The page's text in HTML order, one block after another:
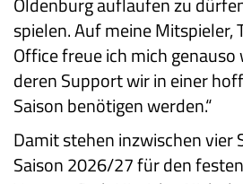
spielen. Auf meine Mitspieler,
Office freue ich mich genauso
deren Support wir in einer
Saison benötigen werden.“
Damit stehen inzwischen vier
Saison 2026/27 für den